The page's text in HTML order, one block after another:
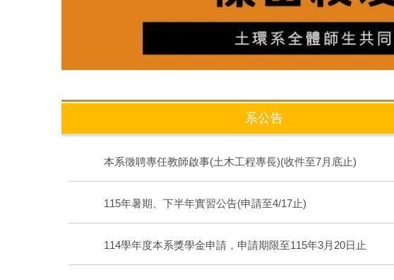
系公告
本系徵聘專任教師啟事(土木工程專長)(收件至7月底止)
115年暑期、下半年實習公告(申請至4/17止)
114學年度本系獎學金申請，申請期限至115年3月20日止